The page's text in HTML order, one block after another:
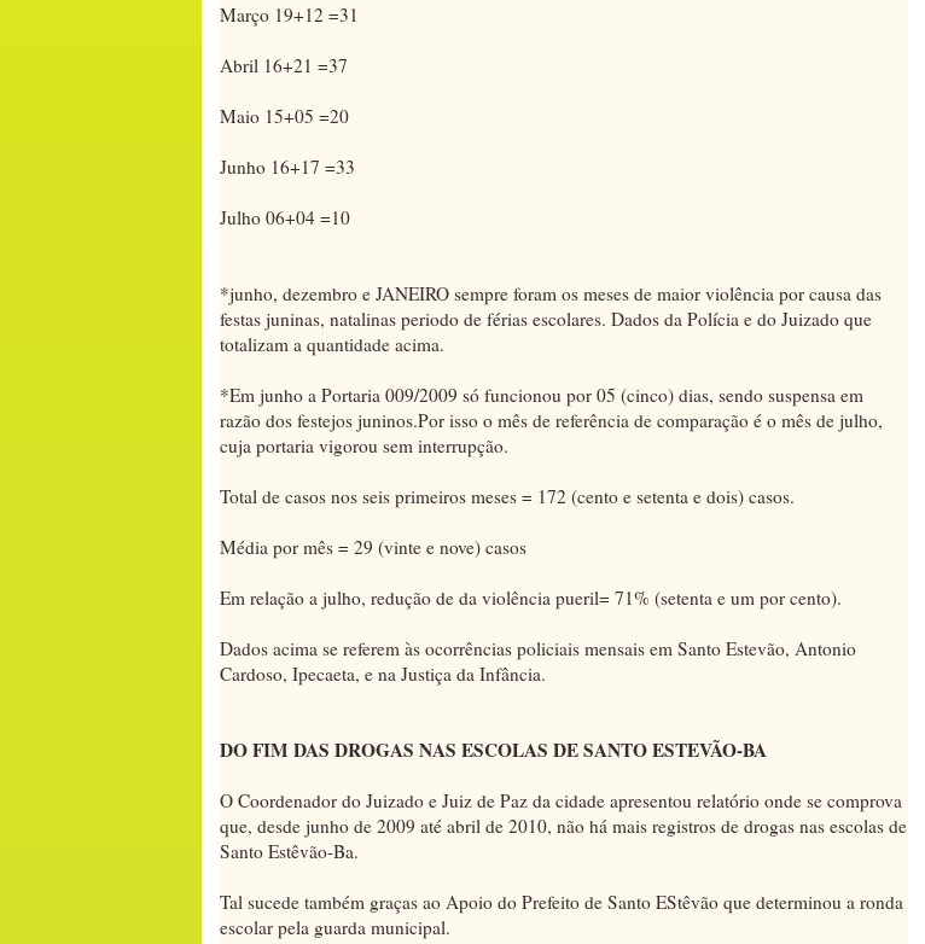
Março 19+12 =31
Abril 16+21 =37
Maio 15+05 =20
Junho 16+17 =33
Julho 06+04 =10
*junho, dezembro e JANEIRO sempre foram os meses de maior violência por causa das
festas juninas, natalinas periodo de férias escolares. Dados da Polícia e do Juizado que
totalizam a quantidade acima.
*Em junho a Portaria 009/2009 só funcionou por 05 (cinco) dias, sendo suspensa em
razão dos festejos juninos.Por isso o mês de referência de comparação é o mês de julho,
cuja portaria vigorou sem interrupção.
Total de casos nos seis primeiros meses = 172 (cento e setenta e dois) casos.
Média por mês = 29 (vinte e nove) casos
Em relação a julho, redução de da violência pueril= 71% (setenta e um por cento).
Dados acima se referem às ocorrências policiais mensais em Santo Estevão, Antonio
Cardoso, Ipecaeta, e na Justiça da Infância.
DO FIM DAS DROGAS NAS ESCOLAS DE SANTO ESTEVÃO-BA
O Coordenador do Juizado e Juiz de Paz da cidade apresentou relatório onde se comprova
que, desde junho de 2009 até abril de 2010, não há mais registros de drogas nas escolas de
Santo Estêvão-Ba.
Tal sucede também graças ao Apoio do Prefeito de Santo EStêvão que determinou a ronda
escolar pela guarda municipal.